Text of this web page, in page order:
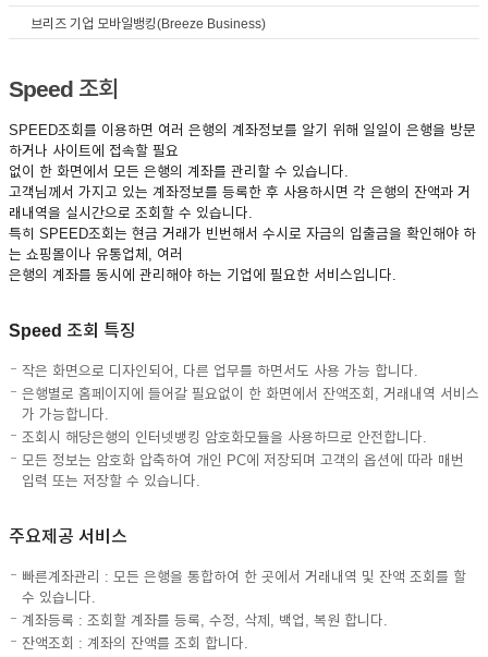
이어
창 닫
기
브리즈 기업 모바일뱅킹(Breeze Business)
Speed 조회
SPEED조회를 이용하면 여러 은행의 계좌정보를 알기 위해 일일이 은행을 방문
하거나 사이트에 접속할 필요
없이 한 화면에서 모든 은행의 계좌를 관리할 수 있습니다.
고객님께서 가지고 있는 계좌정보를 등록한 후 사용하시면 각 은행의 잔액과 거
래내역을 실시간으로 조회할 수 있습니다.
특히 SPEED조회는 현금 거래가 빈번해서 수시로 자금의 입출금을 확인해야 하
는 쇼핑몰이나 유통업체, 여러
은행의 계좌를 동시에 관리해야 하는 기업에 필요한 서비스입니다.
Speed 조회 특징
작은 화면으로 디자인되어, 다른 업무를 하면서도 사용 가능 합니다.
은행별로 홈페이지에 들어갈 필요없이 한 화면에서 잔액조회, 거래내역 서비스
가 가능합니다.
조회시 해당은행의 인터넷뱅킹 암호화모듈을 사용하므로 안전합니다.
모든 정보는 암호화 압축하여 개인 PC에 저장되며 고객의 옵션에 따라 매번
입력 또는 저장할 수 있습니다.
주요제공 서비스
빠른계좌관리 : 모든 은행을 통합하여 한 곳에서 거래내역 및 잔액 조회를 할
수 있습니다.
계좌등록 : 조회할 계좌를 등록, 수정, 삭제, 백업, 복원 합니다.
잔액조회 : 계좌의 잔액를 조회 합니다.